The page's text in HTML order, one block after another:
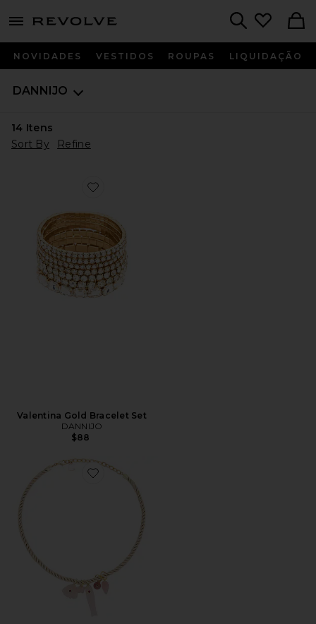
menu - shows more content
NOVIDADES VESTIDOS ROUPAS LIQUIDAÇÃO
DANNIJO
14 Itens
Sort By
Refine
Favorite Valentina Gold Bracelet Set
Valentina Gold Bracelet Set
DANNIJO
$88
Favorite Mich Necklaces